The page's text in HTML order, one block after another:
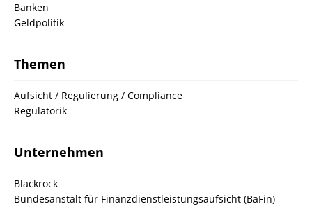
Banken
Geldpolitik
Themen
Aufsicht / Regulierung / Compliance
Regulatorik
Unternehmen
Blackrock
Bundesanstalt für Finanzdienstleistungsaufsicht (BaFin)